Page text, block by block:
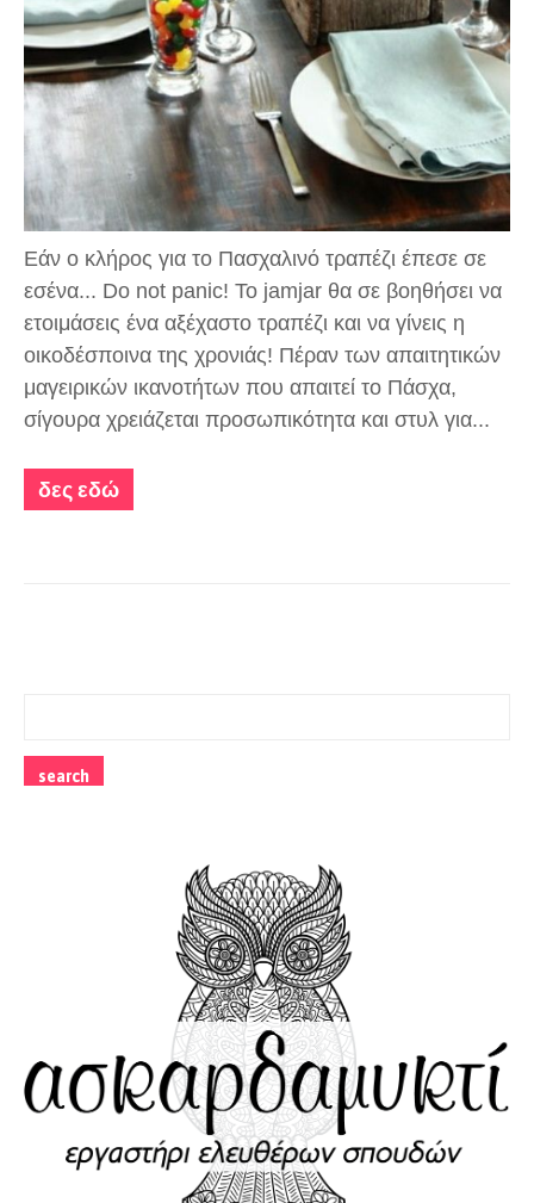
Εάν ο κλήρος για το Πασχαλινό τραπέζι έπεσε σε
εσένα... Do not panic! Το jamjar θα σε βοηθήσει να
ετοιμάσεις ένα αξέχαστο τραπέζι και να γίνεις η
οικοδέσποινα της χρονιάς! Πέραν των απαιτητικών
μαγειρικών ικανοτήτων που απαιτεί το Πάσχα,
σίγουρα χρειάζεται προσωπικότητα και στυλ για...
δες εδώ